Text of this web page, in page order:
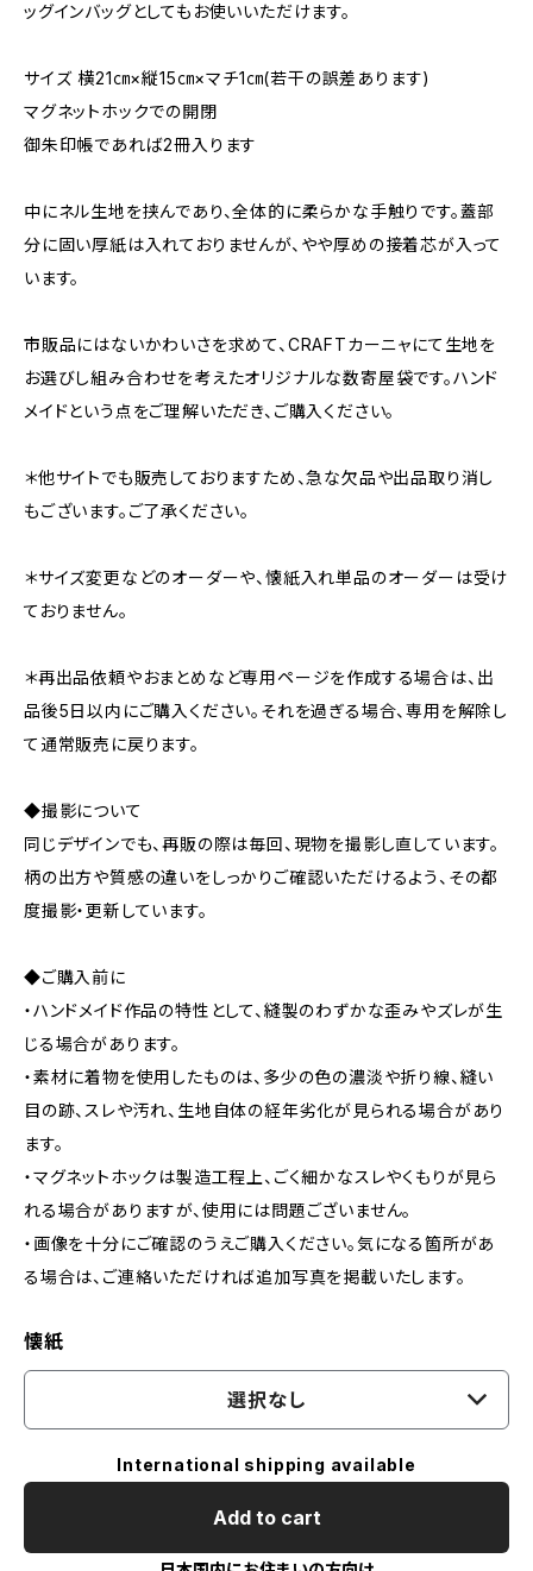
ッグインバッグとしてもお使いいただけます。
サイズ 横21㎝×縦15㎝×マチ1㎝(若干の誤差あります)
マグネットホックでの開閉
御朱印帳であれば2冊入ります
中にネル生地を挟んであり、全体的に柔らかな手触りです。蓋部
分に固い厚紙は入れておりませんが、やや厚めの接着芯が入って
います。
市販品にはないかわいさを求めて、CRAFTカーニャにて生地を
お選びし組み合わせを考えたオリジナルな数寄屋袋です。ハンド
メイドという点をご理解いただき、ご購入ください。
＊他サイトでも販売しておりますため、急な欠品や出品取り消し
もございます。ご了承ください。
＊サイズ変更などのオーダーや、懐紙入れ単品のオーダーは受け
ておりません。
＊再出品依頼やおまとめなど専用ページを作成する場合は、出
品後5日以内にご購入ください。それを過ぎる場合、専用を解除し
て通常販売に戻ります。
◆撮影について
同じデザインでも、再販の際は毎回、現物を撮影し直しています。
柄の出方や質感の違いをしっかりご確認いただけるよう、その都
度撮影・更新しています。
◆ご購入前に
・ハンドメイド作品の特性として、縫製のわずかな歪みやズレが生
じる場合があります。
・素材に着物を使用したものは、多少の色の濃淡や折り線、縫い
目の跡、スレや汚れ、生地自体の経年劣化が見られる場合があり
ます。
・マグネットホックは製造工程上、ごく細かなスレやくもりが見ら
れる場合がありますが、使用には問題ございません。
・画像を十分にご確認のうえご購入ください。気になる箇所があ
る場合は、ご連絡いただければ追加写真を掲載いたします。
懐紙
選択なし
International shipping available
Add to cart